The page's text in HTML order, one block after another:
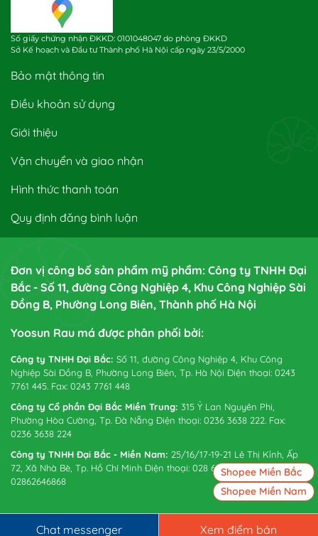
Số giấy chứng nhận ĐKKD: 0101048047 do phòng ĐKKD
Sở Kế hoạch và Đầu tư Thành phố Hà Nội cấp ngày 23/5/2000
Bảo mật thông tin
Điều khoản sử dụng
Giới thiệu
Vận chuyển và giao nhận
Hình thức thanh toán
Quy định đăng bình luận
Đơn vị công bố sản phẩm mỹ phẩm: Công ty TNHH Đại
Bắc - Số 11, đường Công Nghiệp 4, Khu Công Nghiệp Sài
Đồng B, Phường Long Biên, Thành phố Hà Nội
Yoosun Rau má được phân phối bởi:
Công ty TNHH Đại Bắc: Số 11, đường Công Nghiệp 4, Khu Công
Nghiệp Sài Đồng B, Phường Long Biên, Tp. Hà Nội Điện thoại: 0243
7761 445. Fax: 0243 7761 448
Công ty Cổ phần Đại Bắc Miền Trung: 315 Ỷ Lan Nguyên Phi,
Phường Hòa Cường, Tp. Đà Nẵng Điện thoại: 0236 3638 222. Fax:
0236 3638 224
Công ty TNHH Đại Bắc - Miền Nam: 25/16/17-19-21 Lê Thị Kỉnh, Ấp
72, Xã Nhà Bè, Tp. Hồ Chí Minh Điện thoại: 028 6265 0738. Fax:
02862646868
Chat messenger Xem điểm bán
Shopee Miền Bắc
Shopee Miền Nam